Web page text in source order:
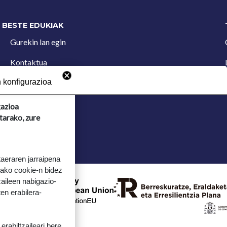
BESTE EDUKIAK
Gurekin lan egin
Kontaktua
Iradokizun postontzia
konfigurazioa
zure
jarraipena
cookie-n bidez
nabigazio-
erabilera-